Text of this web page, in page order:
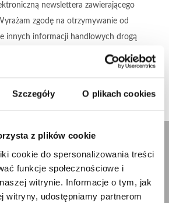
Szczegóły O plikach cookies
z plików cookie
cookie do spersonalizowania treści
funkcje społecznościowe i
witrynie. Informacje o tym, jak
witryny, udostępniamy partnerom
newslettera zawierającego
zgodę na otrzymywanie od
innych informacji handlowych drogą
o aktualnych ofertach Ekologus Sp. z o.o.
w naszej Bazie Wiedzy:
Ład - co to takiego?"